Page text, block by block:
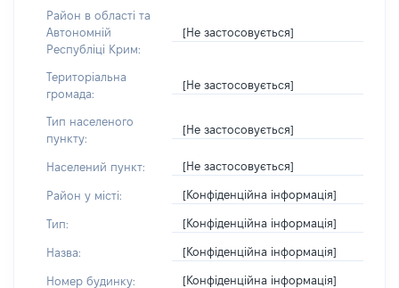
Район в області та
Автономній
Республіці Крим:
[Не застосовується]
Територіальна
громада:
[Не застосовується]
Тип населеного
пункту:
[Не застосовується]
Населений пункт: [Не застосовується]
Район у місті: [Конфіденційна інформація]
Тип: [Конфіденційна інформація]
Назва: [Конфіденційна інформація]
Номер будинку: [Конфіденційна інформація]